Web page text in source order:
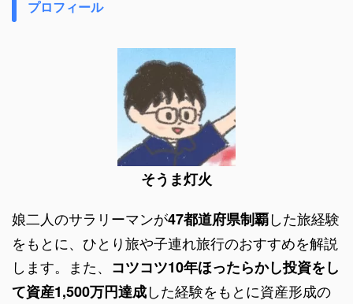
プロフィール
そうま灯火
娘二人のサラリーマンが47都道府県制覇した旅経験
をもとに、ひとり旅や子連れ旅行のおすすめを解説
します。また、 コツコツ10年ほったらかし投資をし
て資産1,500万円達成した経験をもとに資産形成の